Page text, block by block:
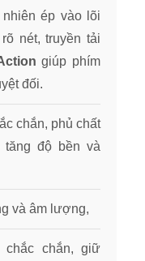
ép vào lõi
nét, truyền tải
giúp phím
đối.
chắn, phủ chất
tăng độ bền và
và âm lượng,
chắc chắn, giữ